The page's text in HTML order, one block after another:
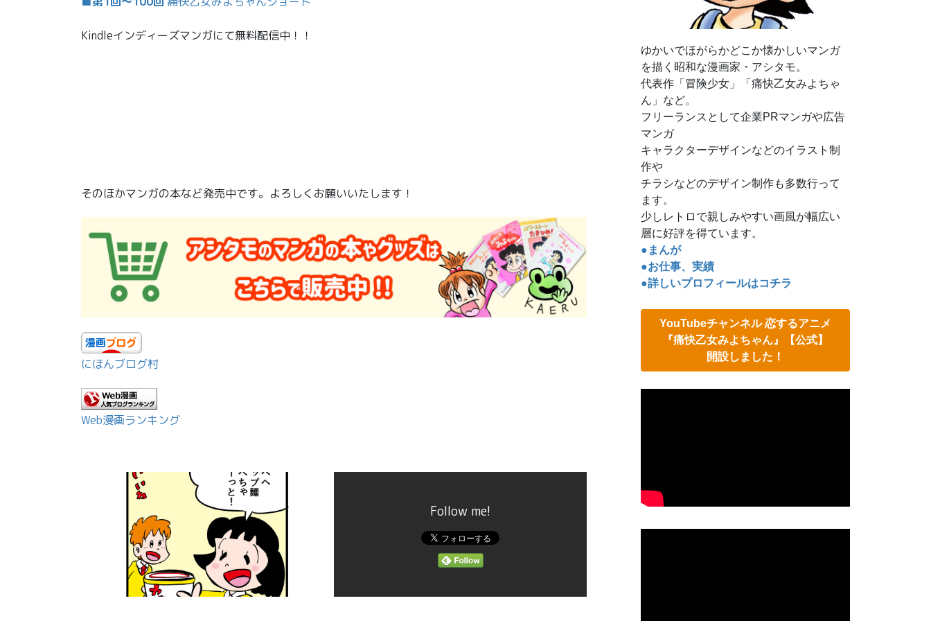
Kindleインディーズマンガにて無料配信中！！
そのほかマンガの本など発売中です。よろしくお願いいたします！
にほんブログ村
Web漫画ランキング
Follow me!
ゆかいでほがらかどこか懐かしいマンガ
を描く昭和な漫画家・アシタモ。
代表作「冒険少女」「痛快乙女みよちゃ
ん」など。
フリーランスとして企業PRマンガや広告
マンガ
キャラクターデザインなどのイラスト制
作や
チラシなどのデザイン制作も多数行って
ます。
少しレトロで親しみやすい画風が幅広い
層に好評を得ています。
●まんが
●お仕事、実績
●詳しいプロフィールはコチラ
YouTubeチャンネル 恋するアニメ
『痛快乙女みよちゃん』【公式】
開設しました！